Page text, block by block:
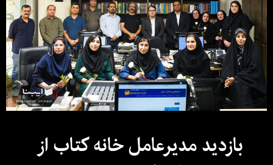
بازدید مدیرعامل خانه کتاب از